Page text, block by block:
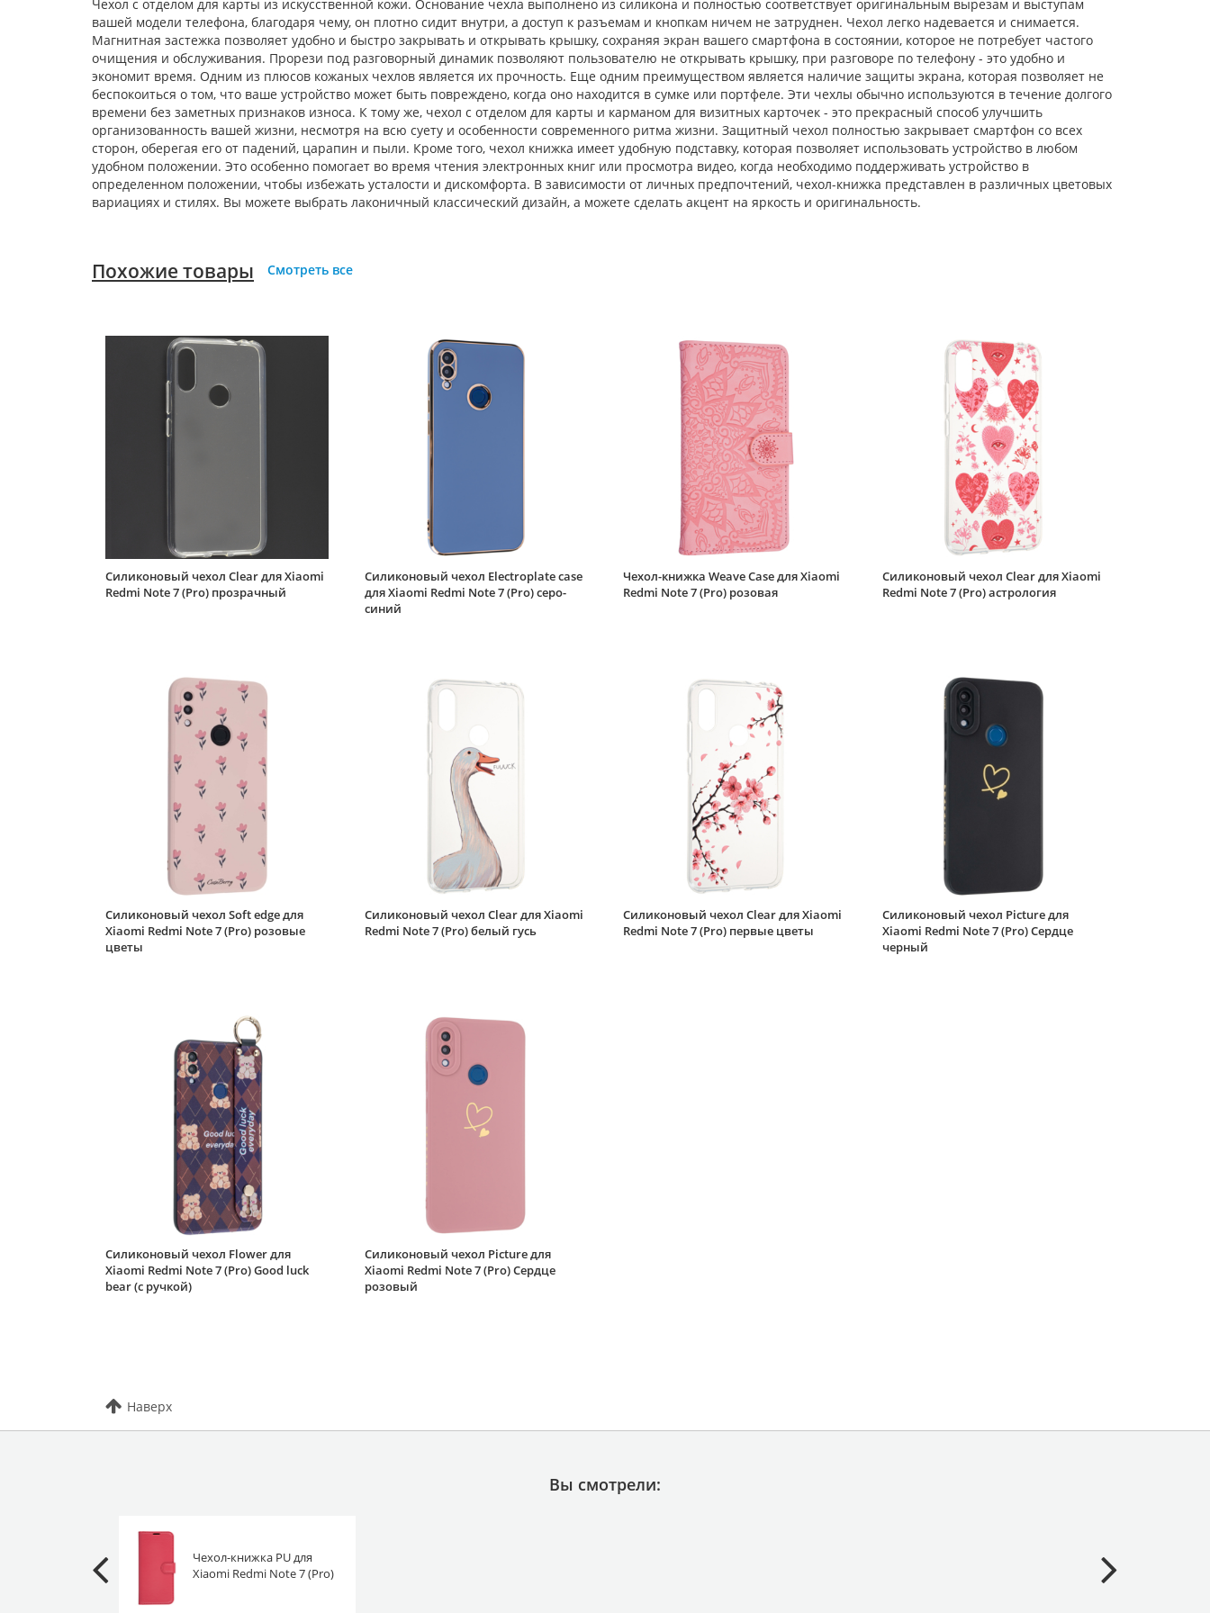
Силиконовый чехол
Clear для Xiaomi
Redmi Note 7 (Pro)
первые цветы
Силиконовый чехол
Picture для Xiaomi
Redmi Note 7 (Pro)
Сердце черный
Силиконовый чехол
Flower для Xiaomi
Xiaomi Redmi Note 7
(Pro) красный
Чехол-книжка Weave
Case для Xiaomi
Redmi Note 7 (Pro)
красная
Силиконовый чехол
White heart для
Xiaomi Redmi Note 7
(Pro) прозрачный с
вырезом под карту
Силиконовый чехол
White heart для
Xiaomi Redmi Note 7
(Pro) розовый
градиент c вырезом
Силиконовый чехол
Volume для Xiaomi
Redmi Note 7 (Pro)
черный
Силиконовый чехол
Carboniferous для
Xiaomi Redmi Note 7
(Pro) зеленый
Силиконовый чехол
Volume для Xiaomi
Redmi Note 7 (Pro)
вишневый
Силиконовый чехол
Xiaomi Redmi Note 7
(Pro) синий
Чехол с отделом для карты из искусственной кожи. Основание чехла выполнено из силикона и полностью соответствует оригинальным вырезам и выступам
вашей модели телефона, благодаря чему, он плотно сидит внутри, а доступ к разъемам и кнопкам ничем не затруднен. Чехол легко надевается и снимается.
Магнитная застежка позволяет удобно и быстро закрывать и открывать крышку, сохраняя экран вашего смартфона в состоянии, которое не потребует частого
очищения и обслуживания. Прорези под разговорный динамик позволяют пользователю не открывать крышку, при разговоре по телефону - это удобно и
экономит время. Одним из плюсов кожаных чехлов является их прочность. Еще одним преимуществом является наличие защиты экрана, которая позволяет не
беспокоиться о том, что ваше устройство может быть повреждено, когда оно находится в сумке или портфеле. Эти чехлы обычно используются в течение долгого
времени без заметных признаков износа. К тому же, чехол с отделом для карты и карманом для визитных карточек - это прекрасный способ улучшить
организованность вашей жизни, несмотря на всю суету и особенности современного ритма жизни. Защитный чехол полностью закрывает смартфон со всех
сторон, оберегая его от падений, царапин и пыли. Кроме того, чехол книжка имеет удобную подставку, которая позволяет использовать устройство в любом
удобном положении. Это особенно помогает во время чтения электронных книг или просмотра видео, когда необходимо поддерживать устройство в
определенном положении, чтобы избежать усталости и дискомфорта. В зависимости от личных предпочтений, чехол-книжка представлен в различных цветовых
вариациях и стилях. Вы можете выбрать лаконичный классический дизайн, а можете сделать акцент на яркость и оригинальность.
Похожие товары Смотреть все
Силиконовый чехол Clear для Xiaomi
Redmi Note 7 (Pro) прозрачный
Силиконовый чехол Electroplate case
для Xiaomi Redmi Note 7 (Pro) серо-
синий
Чехол-книжка Weave Case для Xiaomi
Redmi Note 7 (Pro) розовая
Силиконовый чехол Clear для Xiaomi
Redmi Note 7 (Pro) астрология
Силиконовый чехол Soft edge для
Xiaomi Redmi Note 7 (Pro) розовые
цветы
Силиконовый чехол Clear для Xiaomi
Redmi Note 7 (Pro) белый гусь
Силиконовый чехол Clear для Xiaomi
Redmi Note 7 (Pro) первые цветы
Силиконовый чехол Picture для
Xiaomi Redmi Note 7 (Pro) Сердце
черный
Силиконовый чехол Flower для
Xiaomi Redmi Note 7 (Pro) Good luck
bear (с ручкой)
Силиконовый чехол Picture для
Xiaomi Redmi Note 7 (Pro) Сердце
розовый
Наверх
Вы смотрели:
Чехол-книжка PU для
Xiaomi Redmi Note 7 (Pro)